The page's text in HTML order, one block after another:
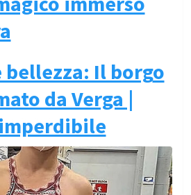
bellezza: Il borgo
da Verga |